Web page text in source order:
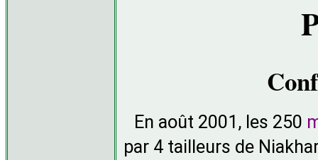
En août 2001, les 250
par 4 tailleurs de